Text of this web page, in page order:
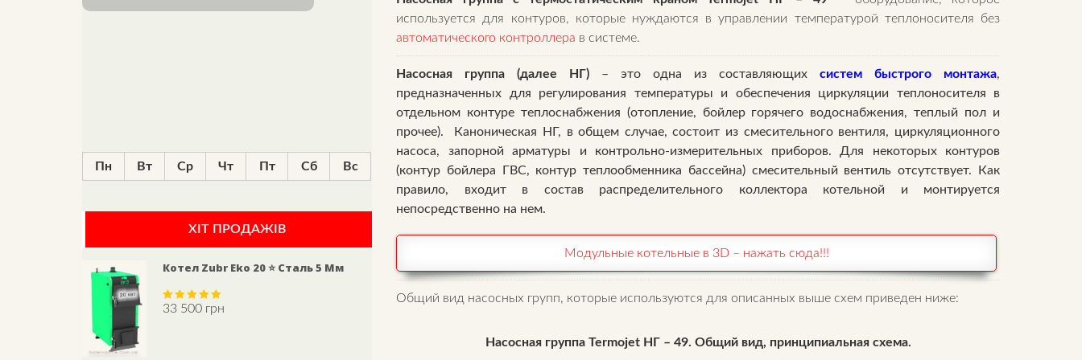
используется для контуров, которые нуждаются в управлении температурой теплоносителя без
автоматического контроллера в системе.
Насосная группа (далее НГ) – это одна из составляющихсистем быстрого монтажа,
предназначенных для регулирования температуры и обеспечения циркуляции теплоносителя в
отдельном контуре теплоснабжения (отопление, бойлер горячего водоснабжения, теплый пол и
прочее). Каноническая НГ, в общем случае, состоит из смесительного вентиля, циркуляционного
насоса, запорной арматуры и контрольно-измерительных приборов. Для некоторых контуров
(контур бойлера ГВС, контур теплообменника бассейна) смесительный вентиль отсутствует. Как
правило, входит в состав распределительного коллектора котельной и монтируется
непосредственно на нем.
Модульные котельные в 3D – нажать сюда!!!
Общий вид насосных групп, которые используются для описанных выше схем приведен ниже:
Насосная группа Termojet НГ – 49. Общий вид, принципиальная схема.
Пн Вт Ср Чт Пт Сб Вс
ХІТ ПРОДАЖІВ
Котел Zubr Eko 20 ⭐ Сталь 5 Мм
Rated5.00
33 500 грн